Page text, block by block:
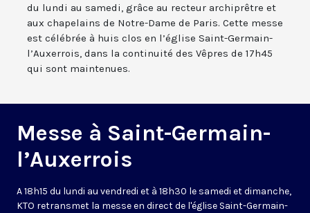
du lundi au samedi, grâce au recteur archiprêtre et
aux chapelains de Notre-Dame de Paris. Cette messe
est célébrée à huis clos en l’église Saint-Germain-
l’Auxerrois, dans la continuité des Vêpres de 17h45
qui sont maintenues.
Messe à Saint-Germain-
l’Auxerrois
A 18h15 du lundi au vendredi et à 18h30 le samedi et dimanche,
KTO retransmet la messe en direct de l'église Saint-Germain-